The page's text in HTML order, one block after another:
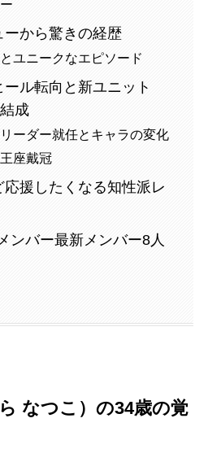
から驚きの経歴
ユニークなエピソード
ル転向と新ユニット
成
ーダー就任とキャラの変化
座戴冠
援したくなる知性派レ
ンバー最新メンバー8人
なつこ）の34歳の覚